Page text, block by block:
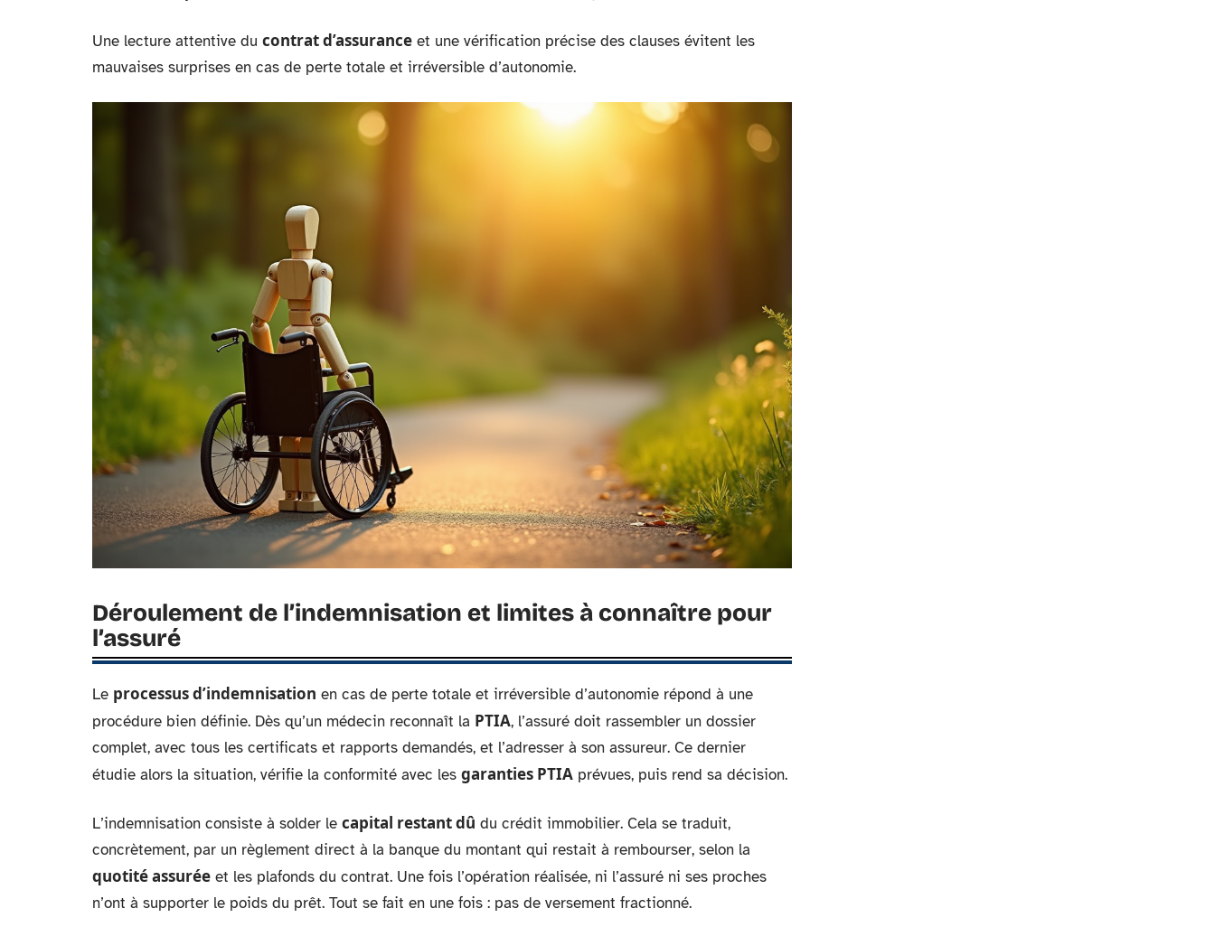
Une lecture attentive du contrat d’assurance et une vérification précise des clauses évitent les
mauvaises surprises en cas de perte totale et irréversible d’autonomie.
Déroulement de l’indemnisation et limites à connaître pour
l’assuré
Le processus d’indemnisation en cas de perte totale et irréversible d’autonomie répond à une
procédure bien définie. Dès qu’un médecin reconnaît la PTIA, l’assuré doit rassembler un dossier
complet, avec tous les certificats et rapports demandés, et l’adresser à son assureur. Ce dernier
étudie alors la situation, vérifie la conformité avec les garanties PTIA prévues, puis rend sa décision.
L’indemnisation consiste à solder le capital restant dû du crédit immobilier. Cela se traduit,
concrètement, par un règlement direct à la banque du montant qui restait à rembourser, selon la
quotité assurée et les plafonds du contrat. Une fois l’opération réalisée, ni l’assuré ni ses proches
n’ont à supporter le poids du prêt. Tout se fait en une fois : pas de versement fractionné.